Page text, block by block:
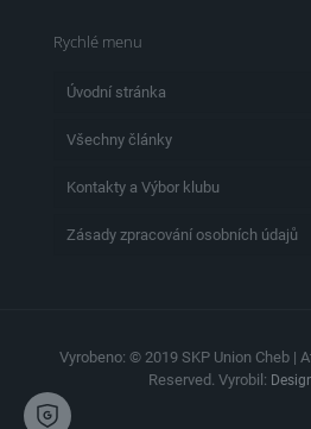
Rychlé menu
Úvodní stránka
Všechny články
Kontakty a Výbor klubu
Zásady zpracování osobních údajů
Vyrobeno: © 2019 SKP Union Cheb |
Reserved. Vyrobil: